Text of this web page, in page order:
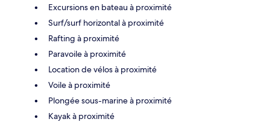
Excursions en bateau à proximité
Surf/surf horizontal à proximité
Rafting à proximité
Paravoile à proximité
Location de vélos à proximité
Voile à proximité
Plongée sous-marine à proximité
Kayak à proximité